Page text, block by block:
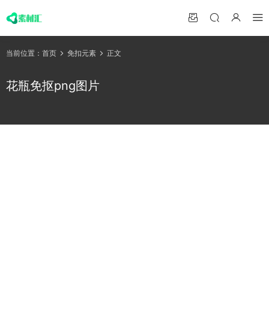
当前位置： 首页 免扣元素 正文
花瓶免抠png图片